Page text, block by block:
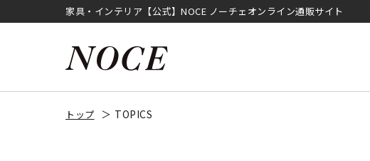
家具・インテリア【公式】NOCE ノーチェオンライン通販サイト
トップ TOPICS